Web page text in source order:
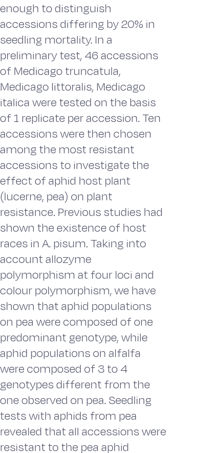
enough to distinguish
accessions differing by 20% in
seedling mortality. In a
preliminary test, 46 accessions
of Medicago truncatula,
Medicago littoralis, Medicago
italica were tested on the basis
of 1 replicate per accession. Ten
accessions were then chosen
among the most resistant
accessions to investigate the
effect of aphid host plant
(lucerne, pea) on plant
resistance. Previous studies had
shown the existence of host
races in A. pisum. Taking into
account allozyme
polymorphism at four loci and
colour polymorphism, we have
shown that aphid populations
on pea were composed of one
predominant genotype, while
aphid populations on alfalfa
were composed of 3 to 4
genotypes different from the
one observed on pea. Seedling
tests with aphids from pea
revealed that all accessions were
resistant to the pea aphid